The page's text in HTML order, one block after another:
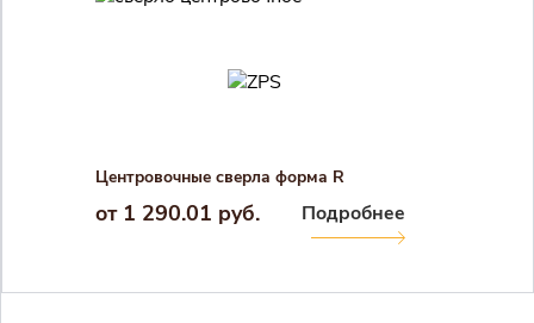
Центровочные сверла форма R
от 1 290.01 руб. Подробнее